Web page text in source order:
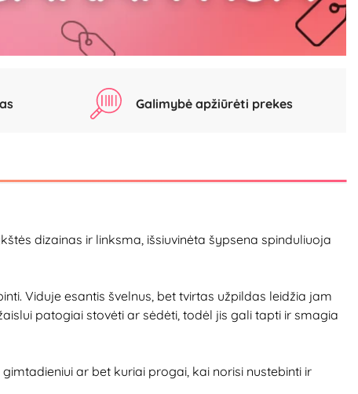
Galimybė apžiūrėti prekes
dizainas ir linksma, išsiuvinėta šypsena spinduliuoja
Viduje esantis švelnus, bet tvirtas užpildas leidžia jam
patogiai stovėti ar sėdėti, todėl jis gali tapti ir smagia
ar bet kuriai progai, kai norisi nustebinti ir